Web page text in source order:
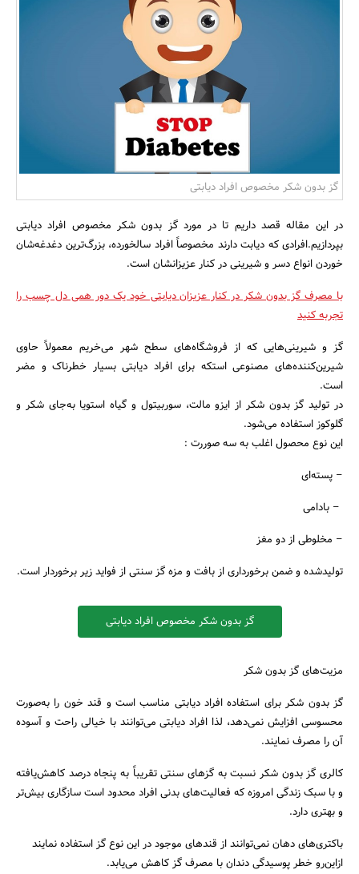
گز بدون شکر مخصوص افراد دیابتی
در این مقاله قصد داریم تا در مورد گز بدون شکر مخصوص افراد دیابتی
بپردازیم.افرادی که دیابت دارند مخصوصاً افراد سالخورده، بزرگ‌ترین دغدغه‌شان
خوردن انواع دسر و شیرینی در کنار عزیزانشان است.
با مصرف گز بدون شکر در کنار عزیزان دیابتی خود یک دور همی دل‌ چسب را
تجربه کنید
گز و شیرینی‌هایی که از فروشگاه‌های سطح شهر می‌خریم معمولاً حاوی
شیرین‌کننده‌های مصنوعی استکه برای افراد دیابتی بسیار خطرناک و مضر
است.
در تولید گز بدون شکر از ایزو مالت، سوربیتول و گیاه استویا به‌جای شکر و
گلوکوز استفاده می‌شود.
این نوع محصول اغلب به سه صوررت :
– پسته‌ای
– بادامی
– مخلوطی از دو مغز
تولیدشده و ضمن برخورداری از بافت و مزه گز سنتی از فواید زیر برخوردار است.
گز بدون شکر مخصوص افراد دیابتی
مزیت‌های گز بدون شکر
گز بدون شکر برای استفاده افراد دیابتی مناسب است و قند خون را به‌صورت
محسوسی افزایش نمی‌دهد، لذا افراد دیابتی می‌توانند با خیالی راحت و آسوده
آن را مصرف نمایند.
کالری گز بدون شکر نسبت به گزهای سنتی تقریباً به پنجاه درصد کاهش‌یافته
و با سبک زندگی امروزه که فعالیت‌های بدنی افراد محدود است سازگاری بیش‌تر
و بهتری دارد.
باکتری‌های دهان نمی‌توانند از قندهای موجود در این نوع گز استفاده نمایند
ازاین‌رو خطر پوسیدگی دندان با مصرف گز کاهش می‌یابد.